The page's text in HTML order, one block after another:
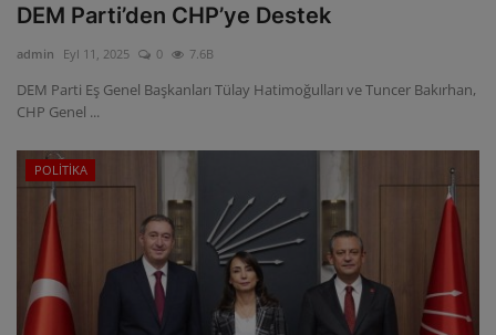
DEM Parti’den CHP’ye Destek
admin Eyl 11, 2025 0 7.6B
DEM Parti Eş Genel Başkanları Tülay Hatimoğulları ve Tuncer Bakırhan,
CHP Genel ...
POLİTİKA